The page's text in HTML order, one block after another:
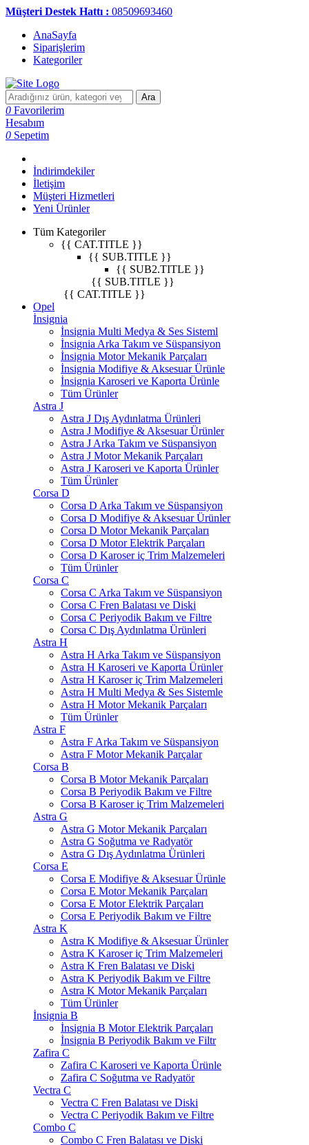
Müşteri Destek Hattı : 08509693460
AnaSayfa
Siparişlerim
Kategoriler
Ara
0 Favorilerim
Hesabım
0 Sepetim
İndirimdekiler
İletişim
Müşteri Hizmetleri
Yeni Ürünler
Tüm Kategoriler
{{ CAT.TITLE }}
{{ SUB.TITLE }}
{{ SUB2.TITLE }}
{{ SUB.TITLE }}
{{ CAT.TITLE }}
Opel
İnsignia
İnsignia Multi Medya & Ses Sisteml
İnsignia Arka Takım ve Süspansiyon
İnsignia Motor Mekanik Parçaları
İnsignia Modifiye & Aksesuar Ürünle
İnsignia Karoseri ve Kaporta Ürünle
Tüm Ürünler
Astra J
Astra J Dış Aydınlatma Ürünleri
Astra J Modifiye & Aksesuar Ürünler
Astra J Arka Takım ve Süspansiyon
Astra J Motor Mekanik Parçaları
Astra J Karoseri ve Kaporta Ürünler
Tüm Ürünler
Corsa D
Corsa D Arka Takım ve Süspansiyon
Corsa D Modifiye & Aksesuar Ürünler
Corsa D Motor Mekanik Parçaları
Corsa D Motor Elektrik Parçaları
Corsa D Karoser iç Trim Malzemeleri
Tüm Ürünler
Corsa C
Corsa C Arka Takım ve Süspansiyon
Corsa C Fren Balatası ve Diski
Corsa C Periyodik Bakım ve Filtre
Corsa C Dış Aydınlatma Ürünleri
Astra H
Astra H Arka Takım ve Süspansiyon
Astra H Karoseri ve Kaporta Ürünler
Astra H Karoser iç Trim Malzemeleri
Astra H Multi Medya & Ses Sistemle
Astra H Motor Mekanik Parçaları
Tüm Ürünler
Astra F
Astra F Arka Takım ve Süspansiyon
Astra F Motor Mekanik Parçalar
Corsa B
Corsa B Motor Mekanik Parçaları
Corsa B Periyodik Bakım ve Filtre
Corsa B Karoser iç Trim Malzemeleri
Astra G
Astra G Motor Mekanik Parçaları
Astra G Soğutma ve Radyatör
Astra G Dış Aydınlatma Ürünleri
Corsa E
Corsa E Modifiye & Aksesuar Ürünle
Corsa E Motor Mekanik Parçaları
Corsa E Motor Elektrik Parçaları
Corsa E Periyodik Bakım ve Filtre
Astra K
Astra K Modifiye & Aksesuar Ürünler
Astra K Karoser iç Trim Malzemeleri
Astra K Fren Balatası ve Diski
Astra K Periyodik Bakım ve Filtre
Astra K Motor Mekanik Parçaları
Tüm Ürünler
İnsignia B
İnsignia B Motor Elektrik Parçaları
İnsignia B Periyodik Bakım ve Filtr
Zafira C
Zafira C Karoseri ve Kaporta Ürünle
Zafira C Soğutma ve Radyatör
Vectra C
Vectra C Fren Balatası ve Diski
Vectra C Periyodik Bakım ve Filtre
Combo C
Combo C Fren Balatası ve Diski